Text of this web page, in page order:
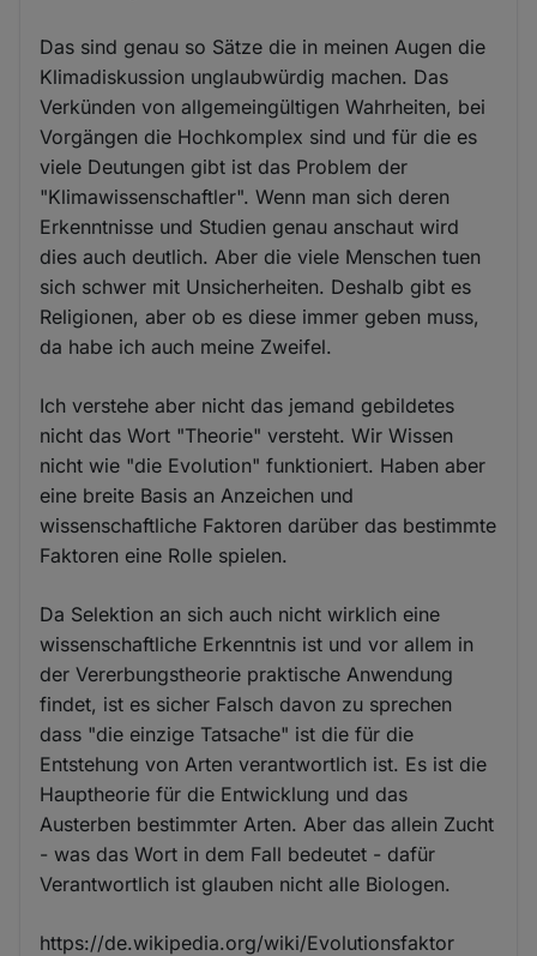
Das sind genau so Sätze die in meinen Augen die
Klimadiskussion unglaubwürdig machen. Das
Verkünden von allgemeingültigen Wahrheiten, bei
Vorgängen die Hochkomplex sind und für die es
viele Deutungen gibt ist das Problem der
"Klimawissenschaftler". Wenn man sich deren
Erkenntnisse und Studien genau anschaut wird
dies auch deutlich. Aber die viele Menschen tuen
sich schwer mit Unsicherheiten. Deshalb gibt es
Religionen, aber ob es diese immer geben muss,
da habe ich auch meine Zweifel.
Ich verstehe aber nicht das jemand gebildetes
nicht das Wort "Theorie" versteht. Wir Wissen
nicht wie "die Evolution" funktioniert. Haben aber
eine breite Basis an Anzeichen und
wissenschaftliche Faktoren darüber das bestimmte
Faktoren eine Rolle spielen.
Da Selektion an sich auch nicht wirklich eine
wissenschaftliche Erkenntnis ist und vor allem in
der Vererbungstheorie praktische Anwendung
findet, ist es sicher Falsch davon zu sprechen
dass "die einzige Tatsache" ist die für die
Entstehung von Arten verantwortlich ist. Es ist die
Hauptheorie für die Entwicklung und das
Austerben bestimmter Arten. Aber das allein Zucht
- was das Wort in dem Fall bedeutet - dafür
Verantwortlich ist glauben nicht alle Biologen.
https://de.wikipedia.org/wiki/Evolutionsfaktor